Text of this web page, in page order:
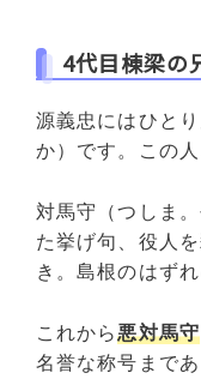
4代目棟梁の
源義忠にはひとり
か）です。この
対馬守（つしま
た挙げ句、役人
き。島根のはず
これから悪対馬守
名誉な称号まであ